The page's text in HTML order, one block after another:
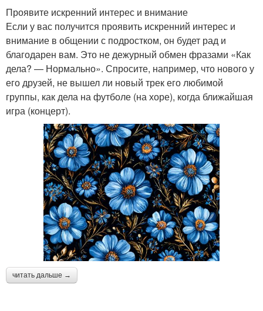
Проявите искренний интерес и внимание
Если у вас получится проявить искренний интерес и
внимание в общении с подростком, он будет рад и
благодарен вам. Это не дежурный обмен фразами «Как
дела? — Нормально». Спросите, например, что нового у
его друзей, не вышел ли новый трек его любимой
группы, как дела на футболе (на хоре), когда ближайшая
игра (концерт).
читать дальше →